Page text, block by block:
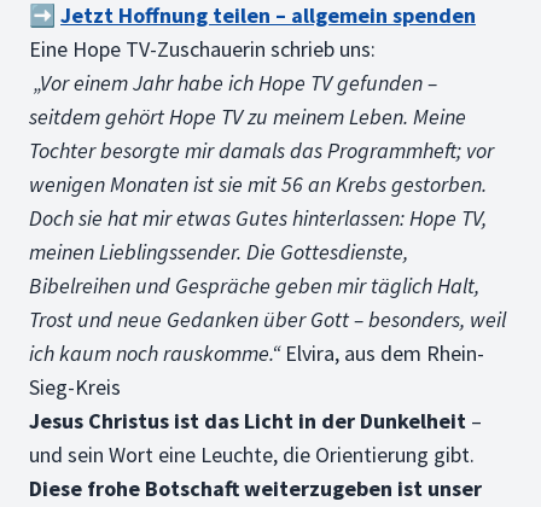
➡️ Jetzt Hoffnung teilen – allgemein spenden
Eine Hope TV-Zuschauerin schrieb uns:
„Vor einem Jahr habe ich Hope TV gefunden –
seitdem gehört Hope TV zu meinem Leben. Meine
Tochter besorgte mir damals das Programmheft; vor
wenigen Monaten ist sie mit 56 an Krebs gestorben.
Doch sie hat mir etwas Gutes hinterlassen: Hope TV,
meinen Lieblingssender. Die Gottesdienste,
Bibelreihen und Gespräche geben mir täglich Halt,
Trost und neue Gedanken über Gott – besonders, weil
ich kaum noch rauskomme.“Elvira, aus dem Rhein-
Sieg-Kreis
Jesus Christus ist das Licht in der Dunkelheit –
und sein Wort eine Leuchte, die Orientierung gibt.
Diese frohe Botschaft weiterzugeben ist unser